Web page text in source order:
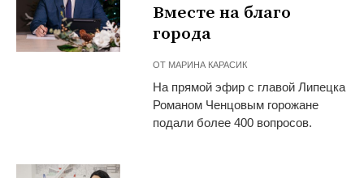
Вместе на благо
города
ОТ МАРИНА КАРАСИК
На прямой эфир с главой Липецка
Романом Ченцовым горожане
подали более 400 вопросов.